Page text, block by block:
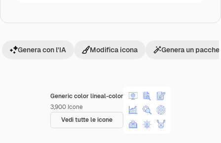
Generic color lineal-color
3,900 Icone
Vedi tutte le icone
Genera con l'IA Modifica icona Genera un